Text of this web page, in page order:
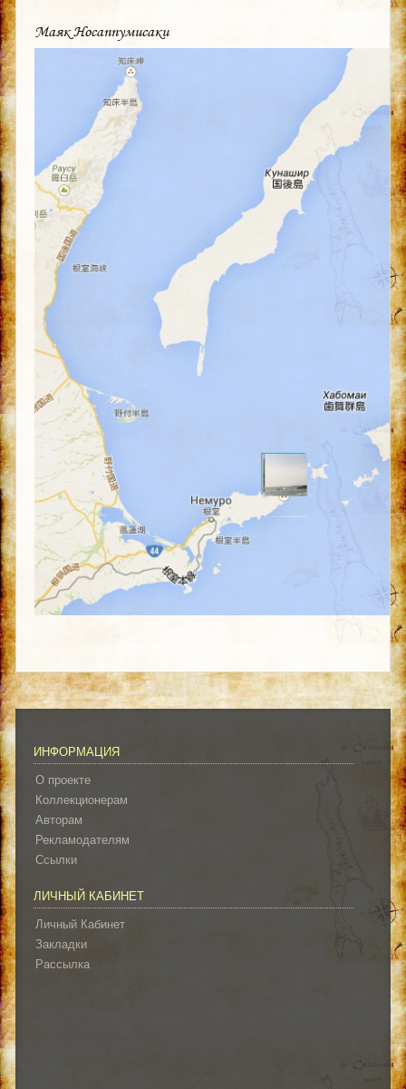
Маяк Носаппумисаки
ИНФОРМАЦИЯ
О проекте
Коллекционерам
Авторам
Рекламодателям
Ссылки
ЛИЧНЫЙ КАБИНЕТ
Личный Кабинет
Закладки
Рассылка